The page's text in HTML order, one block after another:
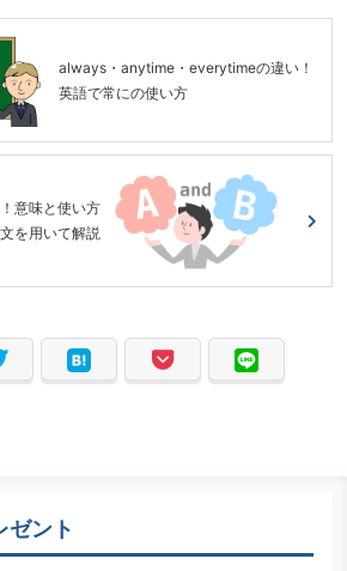
always・anytime・everytimeの違い！
英語で常にの使い方
意味と使い方
を用いて解説
ント